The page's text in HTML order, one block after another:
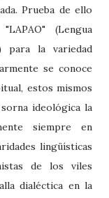
Prueba de ello
(Lengua
para la variedad
se conoce
estos mismos
ideológica la
siempre en
lingüísticas
de los viles
dialéctica en la